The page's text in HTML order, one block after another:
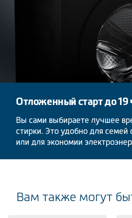
Отложенный старт до 19
Вы сами выбираете лучшее
стирки. Это удобно для
или для экономии
Вам также могут